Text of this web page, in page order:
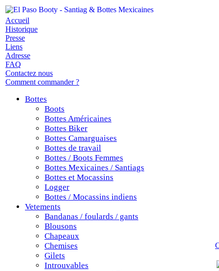
Accueil
Historique
Presse
Liens
Adresse
FAQ
Contactez nous
Comment commander ?
Bottes
Boots
Bottes Américaines
Bottes Biker
Bottes Camarguaises
Bottes de travail
Bottes / Boots Femmes
Bottes Mexicaines / Santiags
Bottes et Mocassins
Logger
Bottes / Mocassins indiens
Vetements
Bandanas / foulards / gants
Blousons
Chapeaux
Chemises
Gilets
Introuvables